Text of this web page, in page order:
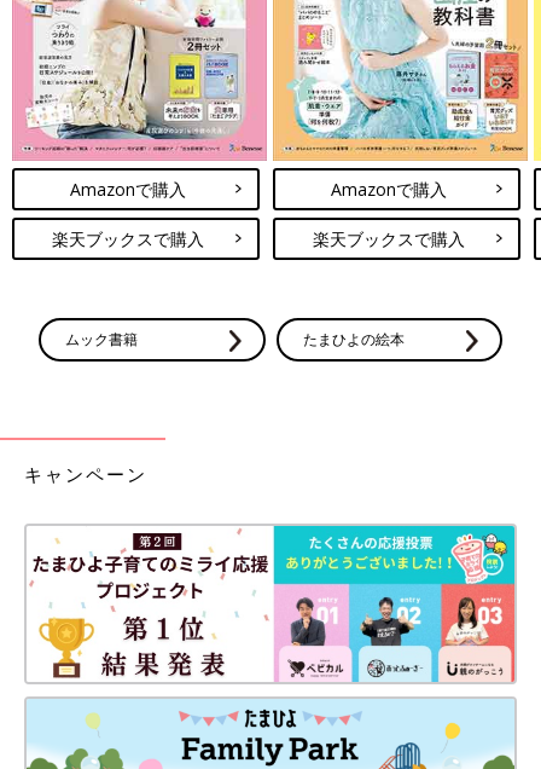
Amazonで購入
楽天ブックスで購入
Amazonで購入
楽天ブックスで購入
ムック書籍 たまひよの絵本
キャンペーン